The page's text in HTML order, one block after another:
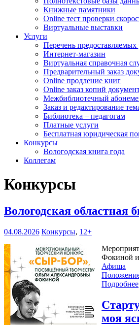
Книжные памятники
Online тест проверки
Виртуальные выставки
Услуги
Перечень предоставляемых
Интернет-магазин
Виртуальная справочная
Предварительный заказ
Online продление книг
Online заказ копий
Межбиблиотечный
Заказ и редактирование
Библиотека – педагогам
Платные услуги
Бесплатная юридическая
Конкурсы
Вологодская книга года
Коллегам
Конкурсы
Вологодская
04.08.2026 Конкурсы, 12+
Фокиной и
Афиша
Подробнее
моя